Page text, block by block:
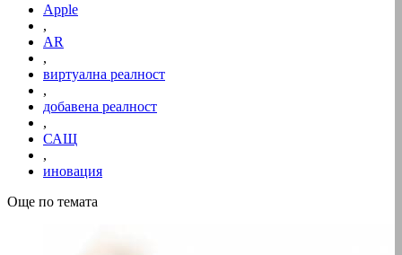
Apple
,
AR
,
виртуална реалност
,
добавена реалност
,
САЩ
,
иновация
Още по темата